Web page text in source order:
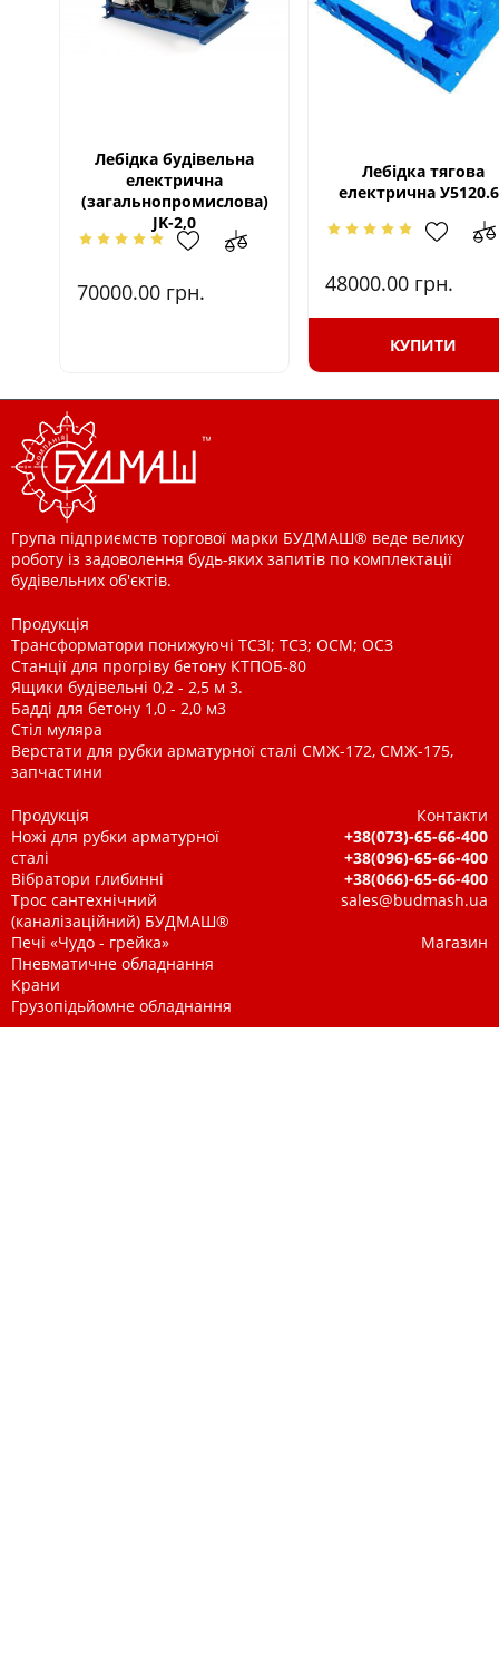
Лебідка будівельна
електрична
(загальнопромислова)
JK-2,0
70000.00 грн.
Лебідка тягова
електрична
48000.00 грн.
КУПИТИ
Група підприємств торгової марки БУДМАШ® веде велику
роботу із задоволення будь-яких запитів по комплектації
будівельних об'єктів.
Продукція
Трансформатори понижуючі ТСЗІ; ТСЗ; ОСМ; ОСЗ
Станції для прогріву бетону КТПОБ-80
Ящики будівельні 0,2 - 2,5 м 3.
Бадді для бетону 1,0 - 2,0 м3
Стіл муляра
Верстати для рубки арматурної сталі СМЖ-172, СМЖ-175,
запчастини
Продукція
Ножі для рубки арматурної
сталі
Вібратори глибинні
Трос сантехнічний
(каналізаційний) БУДМАШ®
Печі «Чудо - грейка»
Пневматичне обладнання
Крани
Грузопідьйомне обладнання
Контакти
+38(073)-65-66-400
+38(096)-65-66-400
+38(066)-65-66-400
sales@budmash.ua
Магазин